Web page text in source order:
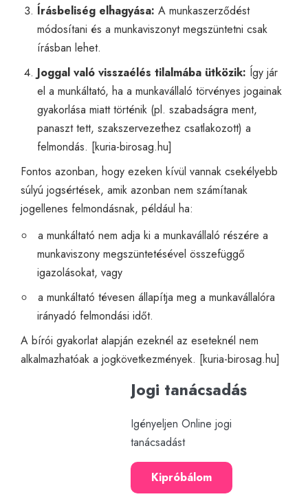
Írásbeliség elhagyása: A munkaszerződést
módosítani és a munkaviszonyt megszüntetni csak
írásban lehet.
Joggal való visszaélés tilalmába ütközik: Így jár
el a munkáltató, ha a munkavállaló törvényes jogainak
gyakorlása miatt történik (pl. szabadságra ment,
panaszt tett, szakszervezethez csatlakozott) a
felmondás. [kuria-birosag.hu]
Fontos azonban, hogy ezeken kívül vannak csekélyebb
súlyú jogsértések, amik azonban nem számítanak
jogellenes felmondásnak, például ha:
a munkáltató nem adja ki a munkavállaló részére a
munkaviszony megszüntetésével összefüggő
igazolásokat, vagy
a munkáltató tévesen állapítja meg a munkavállalóra
irányadó felmondási időt.
A bírói gyakorlat alapján ezeknél az eseteknél nem
alkalmazhatóak a jogkövetkezmények. [kuria-birosag.hu]
Jogi tanácsadás
Igényeljen Online jogi
tanácsadást
Kipróbálom